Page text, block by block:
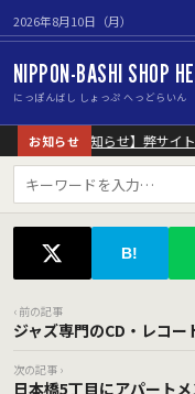
2026年8月10日（月）
NIPPON-BASHI SHOP
にっぽんばし しょっぷ へっどらいん
お知らせ
【重要なお知らせ】弊サイト
B!
‹ 前の記事
ジャズ専門のCD・レコ
次の記事 ›
日本橋5丁目にアパート